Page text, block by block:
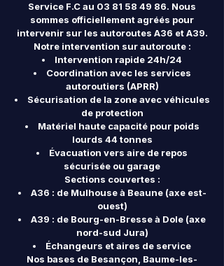
Service F.C au 03 81 58 49 86. Nous
sommes officiellement agréés pour
intervenir sur les autoroutes A36 et A39.
Notre intervention sur autoroute :
Intervention rapide 24h/24
Coordination avec les services
autoroutiers (APRR)
Sécurisation de la zone avec véhicules
de protection
Matériel haute capacité pour poids
lourds 44 tonnes
Évacuation vers aire de repos
sécurisée ou garage
Sections couvertes :
A36 : de Mulhouse à Beaune (axe est-
ouest)
A39 : de Bourg-en-Bresse à Dole (axe
nord-sud Jura)
Échangeurs et aires de service
Nos bases de Besançon, Baume-les-